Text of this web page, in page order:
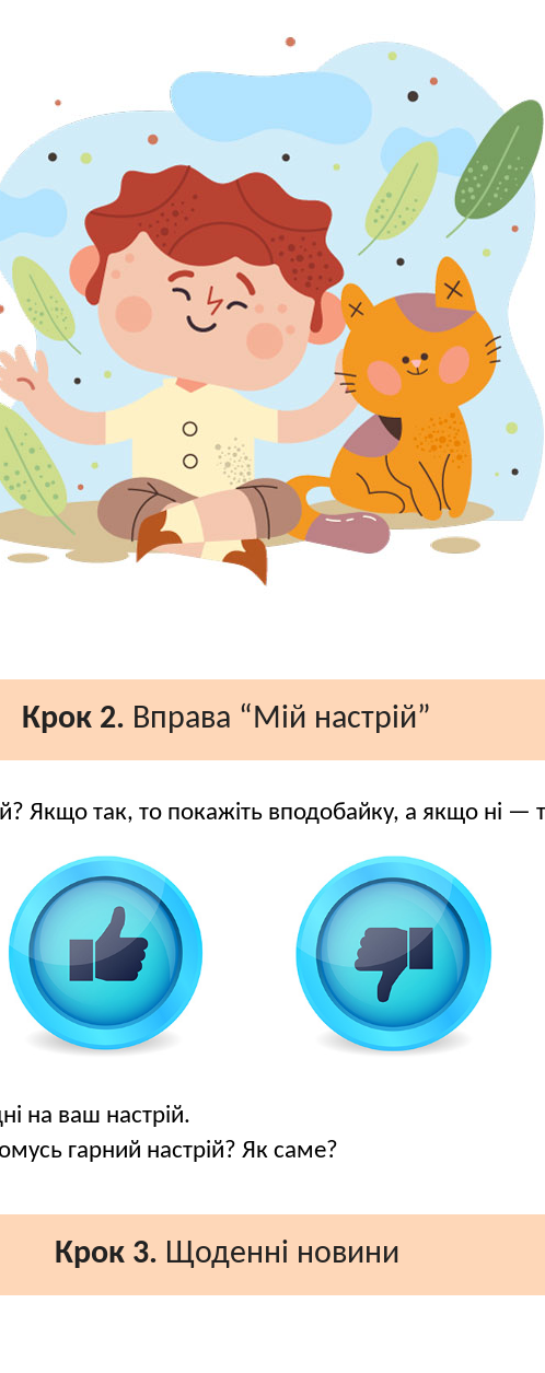
Крок 2. Вправа “Мій настрій”
Якщо так, то покажіть вподобайку, а якщо ні —
на ваш настрій.
гарний настрій? Як саме?
Крок 3. Щоденні новини